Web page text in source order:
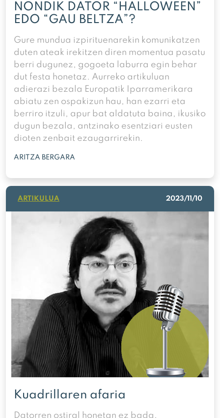
NONDIK DATOR “HALLOWEEN”
EDO “GAU BELTZA”?
Gure mundua izpirituenarekin komunikatzen
duten ateak irekitzen diren momentua pasatu
berri dugunez, gogoeta laburra egin behar
dut festa honetaz. Aurreko artikuluan
adierazi bezala Europatik Iparramerikara
abiatu zen ospakizun hau, han ezarri eta
berriro itzuli, apur bat aldatuta baina, ikusiko
dugun bezala, antzinako esentziari eusten
dioten zenbait ezaugarrirekin.
ARITZA BERGARA
ARTIKULUA 2023/11/10
Kuadrillaren afaria
Datorren ostiral honetan ez bada,